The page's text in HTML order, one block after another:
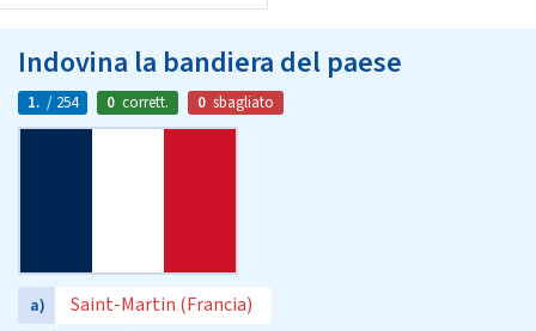
Indovina la bandiera del paese
1. / 254 0 corrett. 0 sbagliato
a) Saint-Martin (Francia)